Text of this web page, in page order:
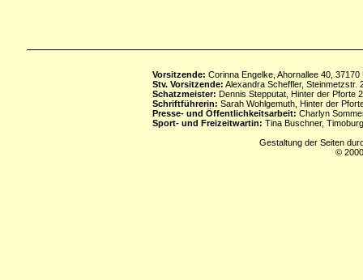
Vorsitzende: Corinna Engelke, Ahornallee 40,
Stv. Vorsitzende: Alexandra Scheffler, Steinmetzstr.
Schatzmeister: Dennis Stepputat, Hinter der Pforte
Schriftführerin: Sarah Wohlgemuth, Hinter der
Presse- und Öffentlichkeitsarbeit: Charlyn
Sport- und Freizeitwartin: Tina Buschner,
Gestaltung der Seiten
©